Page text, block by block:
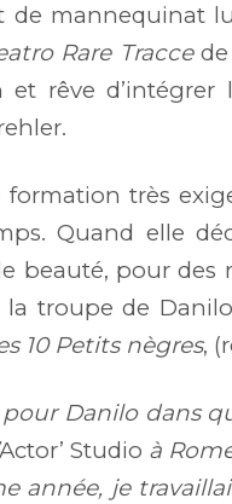
de mannequinat
Rare Traccede
rêve d’intégrer
formation très
Quand elle
beauté, pour des
troupe de
10 Petits nègres,
pour Danilo dans
Actor’ Studio à
année, je